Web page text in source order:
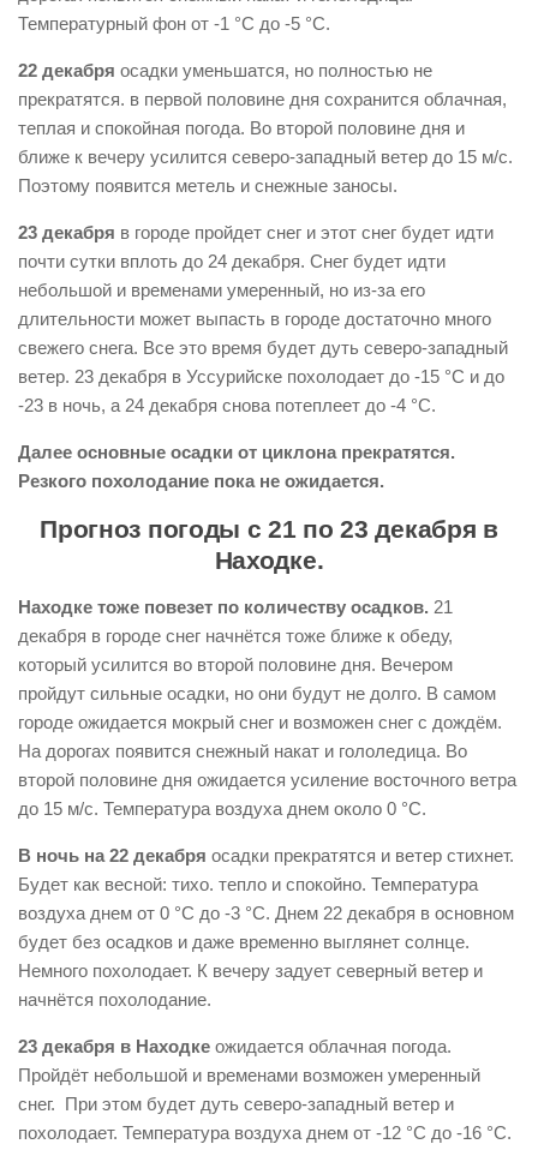
Температурный фон от -1 °С до -5 °С.
22 декабря осадки уменьшатся, но полностью не
прекратятся. в первой половине дня сохранится облачная,
теплая и спокойная погода. Во второй половине дня и
ближе к вечеру усилится северо-западный ветер до 15 м/с.
Поэтому появится метель и снежные заносы.
23 декабря в городе пройдет снег и этот снег будет идти
почти сутки вплоть до 24 декабря. Снег будет идти
небольшой и временами умеренный, но из-за его
длительности может выпасть в городе достаточно много
свежего снега. Все это время будет дуть северо-западный
ветер. 23 декабря в Уссурийске похолодает до -15 °С и до
-23 в ночь, а 24 декабря снова потеплеет до -4 °С.
Далее основные осадки от циклона прекратятся.
Резкого похолодание пока не ожидается.
Прогноз погоды с 21 по 23 декабря в
Находке.
Находке тоже повезет по количеству осадков. 21
декабря в городе снег начнётся тоже ближе к обеду,
который усилится во второй половине дня. Вечером
пройдут сильные осадки, но они будут не долго. В самом
городе ожидается мокрый снег и возможен снег с дождём.
На дорогах появится снежный накат и гололедица. Во
второй половине дня ожидается усиление восточного ветра
до 15 м/с. Температура воздуха днем около 0 °С.
В ночь на 22 декабря осадки прекратятся и ветер стихнет.
Будет как весной: тихо. тепло и спокойно. Температура
воздуха днем от 0 °С до -3 °С. Днем 22 декабря в основном
будет без осадков и даже временно выглянет солнце.
Немного похолодает. К вечеру задует северный ветер и
начнётся похолодание.
23 декабря в Находке ожидается облачная погода.
Пройдёт небольшой и временами возможен умеренный
снег. При этом будет дуть северо-западный ветер и
похолодает. Температура воздуха днем от -12 °С до -16 °С.